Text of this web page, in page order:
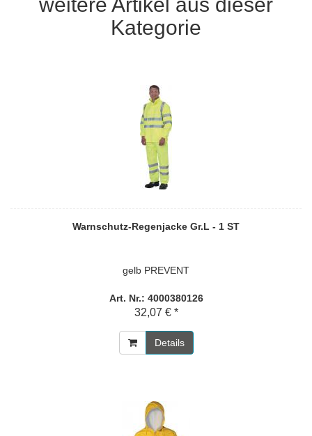
Kategorie
Warnschutz-Regenjacke Gr.L - 1 ST
gelb PREVENT
Art. Nr.: 4000380126
32,07 € *
Details